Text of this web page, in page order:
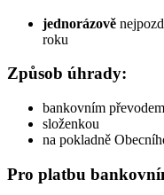
jednorázově
roku
Způsob úhrady:
bankovním převodem
složenkou
na pokladně
Pro platbu